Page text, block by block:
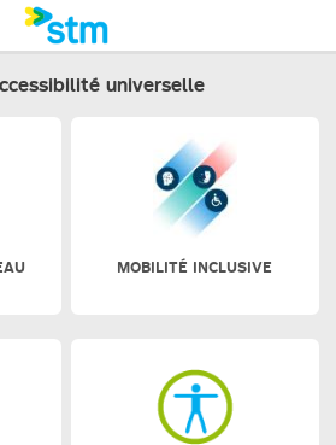
universelle
MOBILITÉ INCLUSIVE